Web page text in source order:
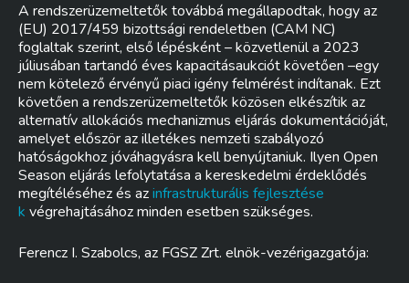
A rendszerüzemeltetők továbbá megállapodtak, hogy az
(EU) 2017/459 bizottsági rendeletben (CAM NC)
foglaltak szerint, első lépésként – közvetlenül a 2023
júliusában tartandó éves kapacitásaukciót követően –egy
nem kötelező érvényű piaci igény felmérést indítanak. Ezt
követően a rendszerüzemeltetők közösen elkészítik az
alternatív allokációs mechanizmus eljárás dokumentációját,
amelyet először az illetékes nemzeti szabályozó
hatóságokhoz jóváhagyásra kell benyújtaniuk. Ilyen Open
Season eljárás lefolytatása a kereskedelmi érdeklődés
megítéléséhez és azinfrastrukturális fejlesztése
k végrehajtásához minden esetben szükséges.
Ferencz I. Szabolcs, az FGSZ Zrt. elnök-vezérigazgatója: